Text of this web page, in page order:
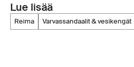
Lue lisää
reima varvassandaalit & vesikengät